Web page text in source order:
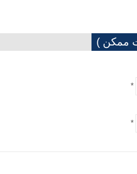
ممكن )
*
*